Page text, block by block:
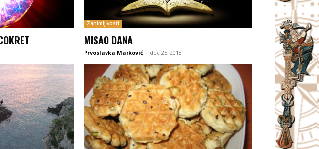
Zanimljivosti
MISAO DANA
Prvoslavka Marković - dec 25, 2018